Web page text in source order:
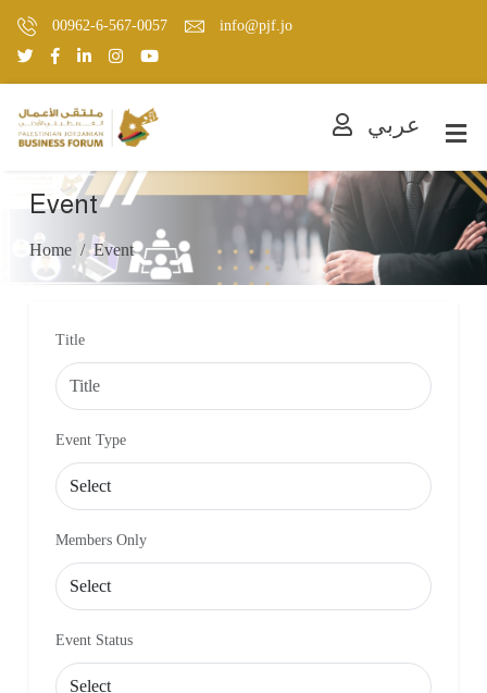
00962-6-567-0057 info@pjf.jo
عربي
Event
Home Event
Title
Event Type
Members Only
Event Status